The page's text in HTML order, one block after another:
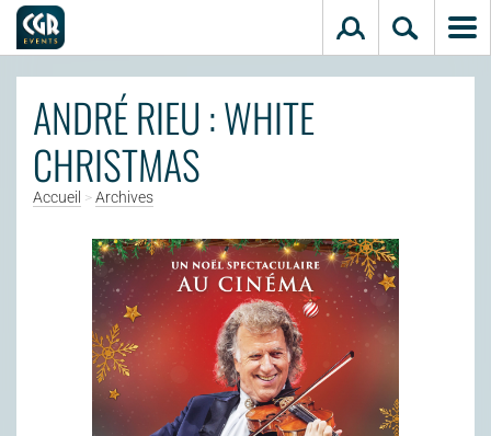
Aller au contenu principal
ANDRÉ RIEU : WHITE
CHRISTMAS
Accueil >Archives